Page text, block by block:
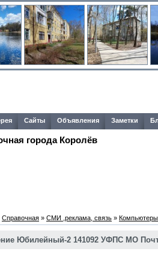
Сайты Объявления Заметки
города Королёв
Справочная » СМИ ,реклама, связь » Компьютеры
Юбилейный-2 141092 УФПС МО